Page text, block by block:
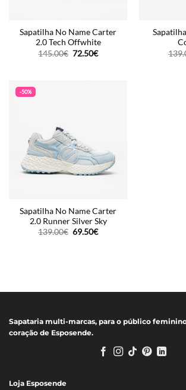
Sapatilha No Name Carter
2.0 Tech Offwhite
145.00€ O
72.50€O
-50%
Sapatilha No Name Carter
2.0 Runner Silver Sky
139.00€ O
69.50€O
Sapataria multi-marcas, para o público
coração de Esposende.
Loja Esposende